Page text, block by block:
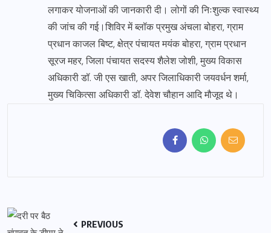
लगाकर योजनाओं की जानकारी दी। लोगों की निःशुल्क स्वास्थ्य
की जांच की गई।शिविर में ब्लॉक प्रमुख अंचला बोहरा, ग्राम
प्रधान काजल बिष्ट, क्षेत्र पंचायत मयंक बोहरा, ग्राम प्रधान
सूरज महर, जिला पंचायत सदस्य शैलेश जोशी, मुख्य विकास
अधिकारी डॉ. जी एस खाती, अपर जिलाधिकारी जयवर्धन शर्मा,
मुख्य चिकित्सा अधिकारी डॉ. देवेश चौहान आदि मौजूद थे।
PREVIOUS